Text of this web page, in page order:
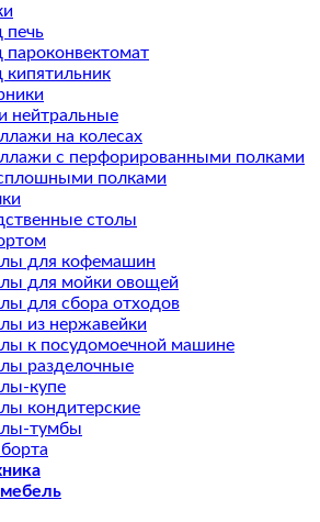
печь
пароконвектомат
кипятильник
нейтральные
на колесах
с перфорированными полками
полками
столы
для кофемашин
для мойки овощей
для сбора отходов
из нержавейки
к посудомоечной машине
разделочные
купе
кондитерские
тумбы
борта